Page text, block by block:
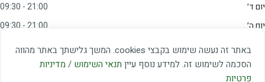
באתר זה נעשה שימוש בקבצי cookies. המשך גלישתך באתר מהווה
הסכמה לשימוש זה. למידע נוסף עיין תנאי השימוש / מדיניות
פרטיות
יום ד׳
09:30 - 21:00
יום ה׳
09:30 - 21:00
09:00 - 15:00
שבת
20:00 - 23:00